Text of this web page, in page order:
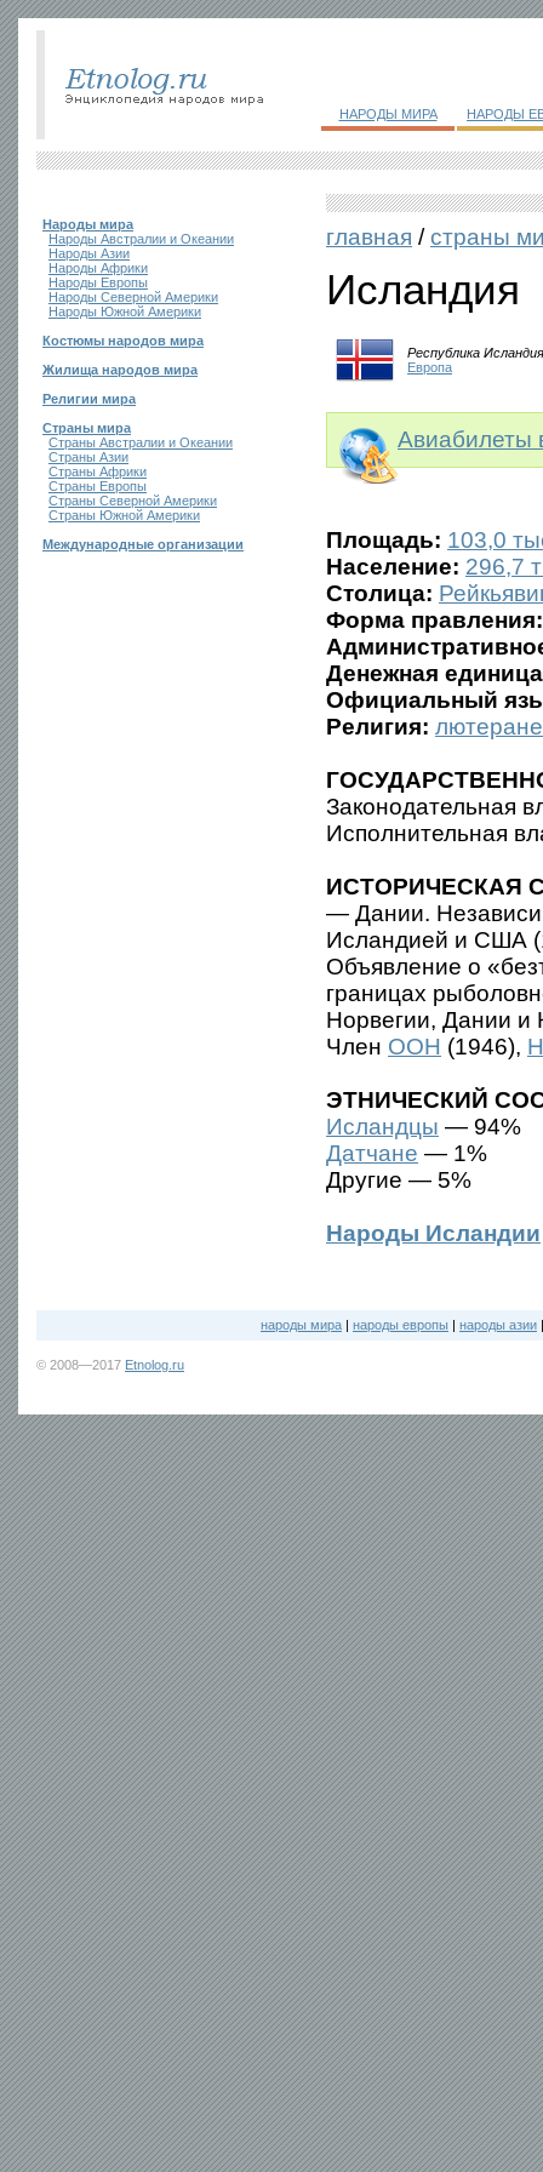
НАРОДЫ МИРА НАРОДЫ
Народы мира
Народы Австралии и Океании
Народы Азии
Народы Африки
Народы Европы
Народы Северной Америки
Народы Южной Америки
Костюмы народов мира
Жилища народов мира
Религии мира
Страны мира
Страны Австралии и Океании
Страны Азии
Страны Африки
Страны Европы
Страны Северной Америки
Страны Южной Америки
Международные организации
главная /страны
Исландия
Республика Исландия
Европа
Авиабилеты
Площадь: 103,0
Население: 296,7
Столица:
Форма правления:
Денежная
Официальный
Религия: лютеране
Законодательная
Исполнительная
ИСТОРИЧЕСКАЯ
— Дании.
Исландией и США
Объявление о
границах
Норвегии, Дании
Член ООН (1946),
ЭТНИЧЕСКИЙ
Исландцы — 94%
Датчане — 1%
Другие — 5%
Народы Исландии
народы мира | народы европы | народы азии
© 2008—2017 Etnolog.ru